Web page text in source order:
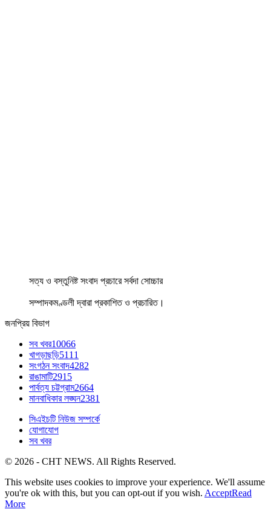
সত্য ও বস্তুনিষ্ট সংবাদ প্রচারে সর্বদা সোচ্চার
সম্পাদকমণ্ডলী দ্বারা প্রকাশিত ও প্রচারিত।
জনপ্রিয় বিভাগ
সব খবর10066
খাগড়াছড়ি5111
সংগঠন সংবাদ4282
রাঙামাটি2915
পার্বত্য চট্টগ্রাম2664
মানবাধিকার লঙ্ঘন2381
সিএইচটি নিউজ সম্পর্কে
যোগাযোগ
সব খবর
© 2026 - CHT NEWS. All Rights Reserved.
This website uses cookies to improve your experience. We'll assume
you're ok with this, but you can opt-out if you wish. AcceptRead
More